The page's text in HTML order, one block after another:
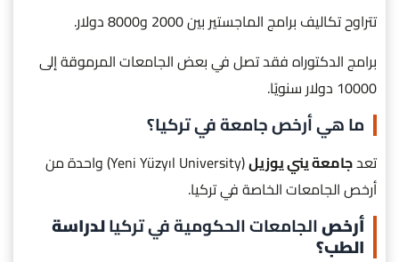
تتراوح تكاليف برامج الماجستير بين 2000 و8000 دولار.
برامج الدكتوراه فقد تصل في بعض الجامعات المرموقة إلى
10000 دولار سنويًا.
ما هي أرخص جامعة في تركيا؟
تعدجامعة يني يوزيل
(Yeni Yüzyıl University) واحدة من
أرخص الجامعات الخاصة في تركيا.
أرخصالجامعات الحكومية في تركيالدراسة
الطب؟